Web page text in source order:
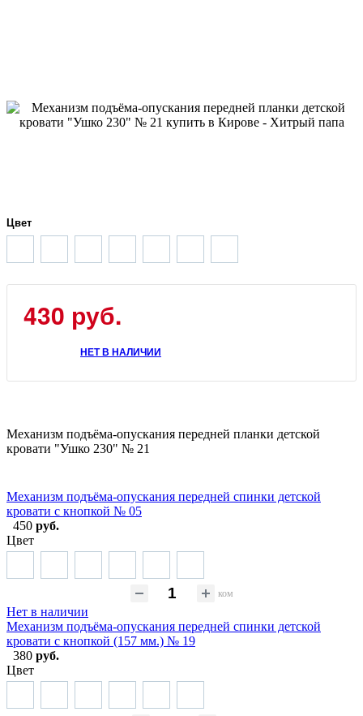
Цвет
430 руб.
НЕТ В НАЛИЧИИ
Механизм подъёма-опускания передней планки детской
кровати "Ушко 230" № 21
Механизм подъёма-опускания передней спинки детской
кровати с кнопкой № 05
450 руб.
Цвет
ком
Нет в наличии
Механизм подъёма-опускания передней спинки детской
кровати с кнопкой (157 мм.) № 19
380 руб.
Цвет